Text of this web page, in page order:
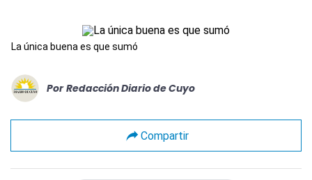
La única buena es que sumó
Por Redacción Diario de Cuyo
Compartir